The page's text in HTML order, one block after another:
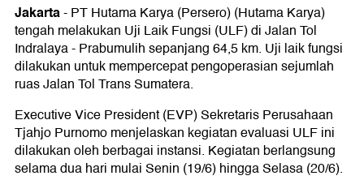
Jakarta-PT Hutama Karya (Persero) (Hutama Karya)
tengah melakukan Uji Laik Fungsi (ULF) di Jalan Tol
Indralaya - Prabumulih sepanjang 64,5 km. Uji laik fungsi
dilakukan untuk mempercepat pengoperasian sejumlah
ruas Jalan Tol Trans Sumatera.
Executive Vice President (EVP) Sekretaris Perusahaan
Tjahjo Purnomo menjelaskan kegiatan evaluasi ULF ini
dilakukan oleh berbagai instansi. Kegiatan berlangsung
selama dua hari mulai Senin (19/6) hingga Selasa (20/6).